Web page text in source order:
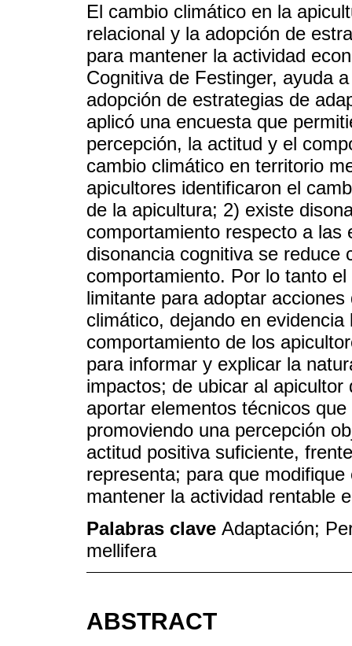
El cambio climático en la
relacional y la adopción de
para mantener la actividad
Cognitiva de Festinger, ayuda
adopción de estrategias de
aplicó una encuesta que
percepción, la actitud y el
cambio climático en territorio
apicultores identificaron el
de la apicultura; 2) existe
comportamiento respecto a las
disonancia cognitiva se reduce
comportamiento. Por lo tanto
limitante para adoptar
climático, dejando en
comportamiento de los
para informar y explicar la
impactos; de ubicar al
aportar elementos técnicos
promoviendo una percepción
actitud positiva suficiente,
representa; para que
mantener la actividad rentable
Palabras clave Adaptación;
mellifera
ABSTRACT